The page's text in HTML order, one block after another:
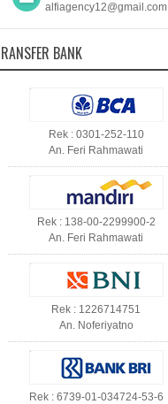
alfiagency12@gmail.com
BANK
Rek : 0301-252-110
An. Feri Rahmawati
Rek : 138-00-2299900-2
An. Feri Rahmawati
Rek : 1226714751
An. Noferiyatno
Rek : 6739-01-034724-53-6